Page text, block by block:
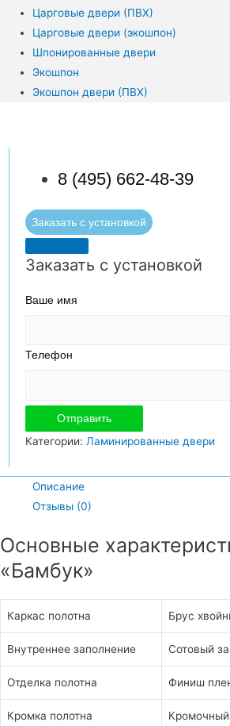
Царговые двери (ПВХ)
Царговые двери (экошпон)
Шпонированные двери
Экошпон
Экошпон двери (ПВХ)
8 (495) 662-48-39
Заказать с установкой
Заказать с установкой
Ваше имя
Телефон
Категории: Ламинированные двери
Описание
Отзывы (0)
Основные
«Бамбук»
Каркас полотна Брус
Внутреннее заполнение Сотовый
Отделка полотна Финиш
Кромка полотна Кромочный